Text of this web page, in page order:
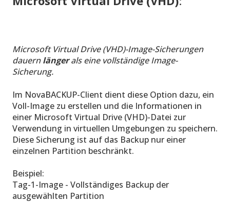
Microsoft Virtual Drive (VHD)-Image-Sicherungen
dauernlängerals eine vollständige Image-
Sicherung.
Im NovaBACKUP-Client dient diese Option dazu, ein
Voll-Image zu erstellen und die Informationen in
einer Microsoft Virtual Drive (VHD)-Datei zur
Verwendung in virtuellen Umgebungen zu speichern.
Diese Sicherung ist auf das Backup nur einer
einzelnen Partition beschränkt.
Beispiel:
Tag-1-Image - Vollständiges Backup der
ausgewählten Partition